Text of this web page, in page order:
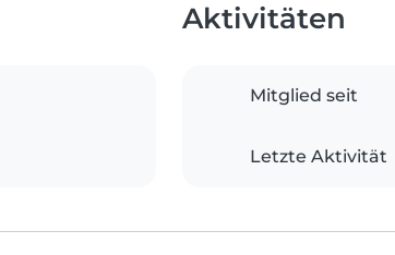
Aktivitäten
Mitglied seit
Letzte Aktivität